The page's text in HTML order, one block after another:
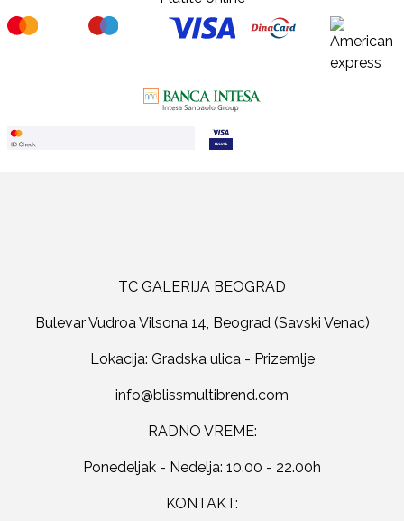
TC GALERIJA BEOGRAD
Bulevar Vudroa Vilsona 14, Beograd (Savski Venac)
Lokacija: Gradska ulica - Prizemlje
RADNO VREME:
Ponedeljak - Nedelja: 10.00 - 22.00h
KONTAKT: